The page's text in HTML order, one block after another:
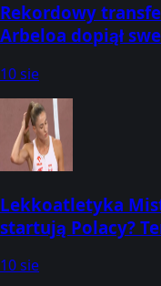
Rekordowy
Arbeloa dopiął
10 sie
Lekkoatletyka
startują Polacy?
sierpnia)
10 sie